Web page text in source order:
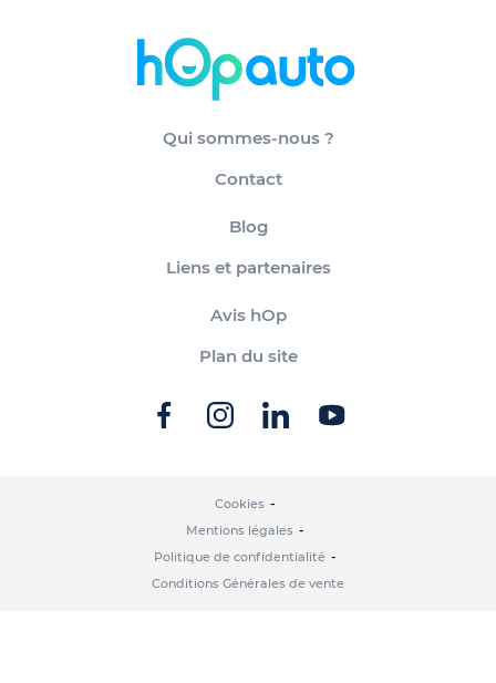
Qui sommes-nous ?
Contact
Blog
Liens et partenaires
Avis hOp
Plan du site
Cookies
Mentions légales
Politique de confidentialité
Conditions Générales de vente